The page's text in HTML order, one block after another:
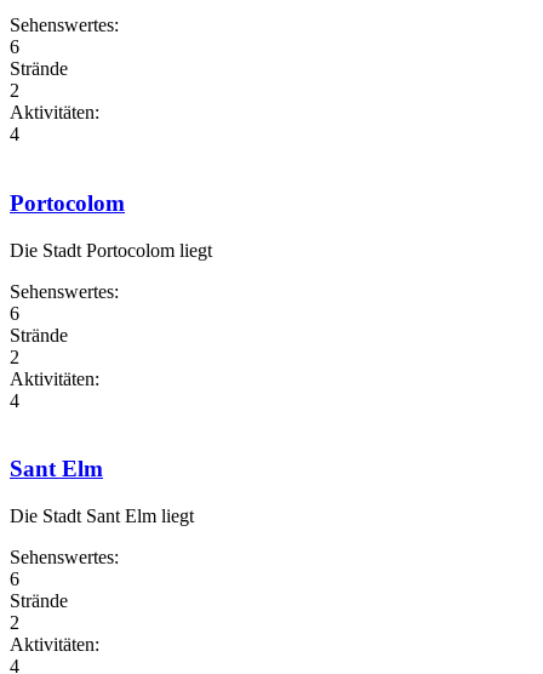
Sehenswertes:
6
Strände
2
Aktivitäten:
4
Portocolom
Die Stadt Portocolom liegt
Sehenswertes:
6
Strände
2
Aktivitäten:
4
Sant Elm
Die Stadt Sant Elm liegt
Sehenswertes:
6
Strände
2
Aktivitäten:
4